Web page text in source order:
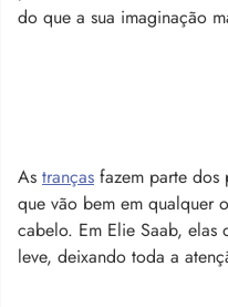
do que a sua imaginação
As tranças fazem parte dos
que vão bem em qualquer
cabelo. Em Elie Saab, elas
leve, deixando toda a